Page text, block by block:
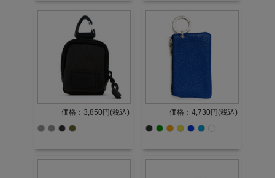
価格：3,850円(税込) 価格：4,730円(税込)